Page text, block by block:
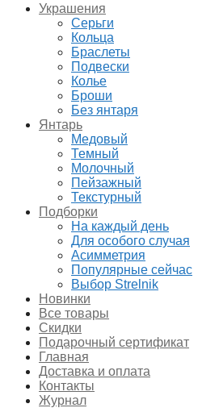
Украшения
Серьги
Кольца
Браслеты
Подвески
Колье
Броши
Без янтаря
Янтарь
Медовый
Темный
Молочный
Пейзажный
Текстурный
Подборки
На каждый день
Для особого случая
Асимметрия
Популярные сейчас
Выбор Strelnik
Новинки
Все товары
Скидки
Подарочный сертификат
Главная
Доставка и оплата
Контакты
Журнал